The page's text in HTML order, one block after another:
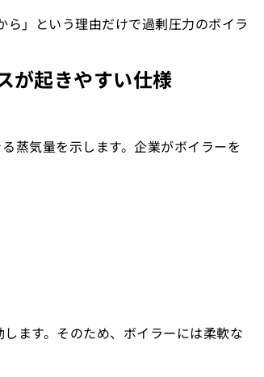
ら」という理由だけで過剰圧力のボイラ
が起きやすい仕様
蒸気量を示します。企業がボイラーを
ます。そのため、ボイラーには柔軟な